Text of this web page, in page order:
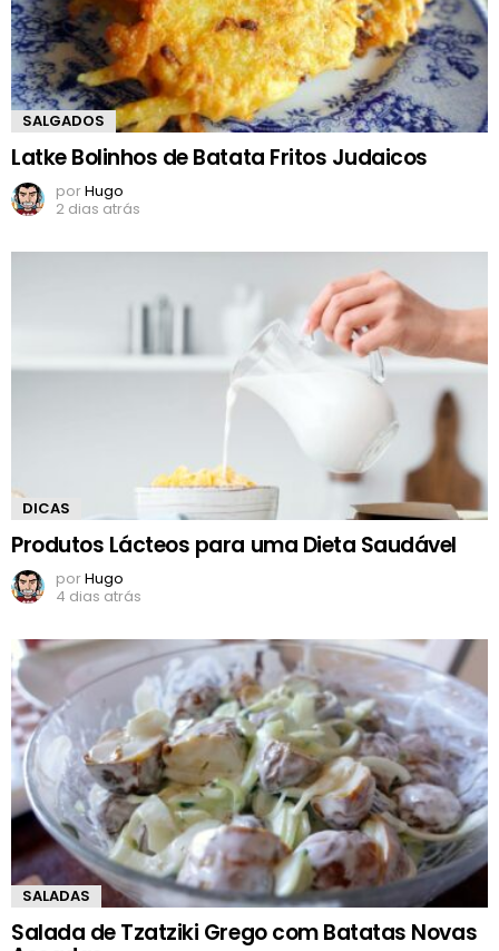
SALGADOS
Latke Bolinhos de Batata Fritos Judaicos
porHugo
2 dias atrás
DICAS
Produtos Lácteos para uma Dieta Saudável
porHugo
4 dias atrás
SALADAS
Salada de Tzatziki Grego com Batatas Novas